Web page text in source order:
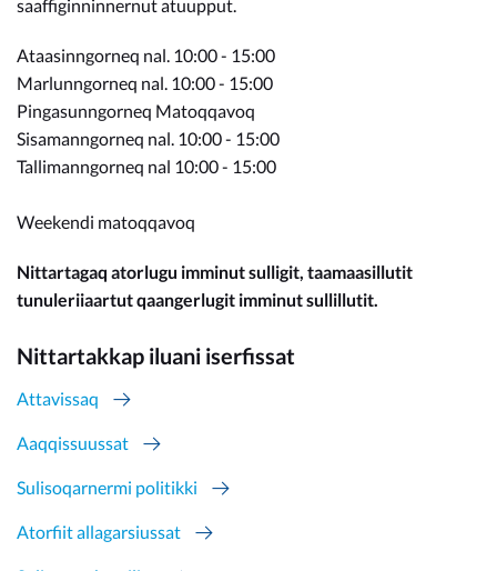
saaffiginninnernut atuupput.
Ataasinngorneq nal. 10:00 - 15:00
Marlunngorneq nal. 10:00 - 15:00
Pingasunngorneq Matoqqavoq
Sisamanngorneq nal. 10:00 - 15:00
Tallimanngorneq nal 10:00 - 15:00
Weekendi matoqqavoq
Nittartagaq atorlugu imminut sulligit, taamaasillutit
tunuleriiaartut qaangerlugit imminut sullillutit.
Nittartakkap iluani iserfissat
Attavissaq
Aaqqissuussat
Sulisoqarnermi politikki
Atorfiit allagarsiussat